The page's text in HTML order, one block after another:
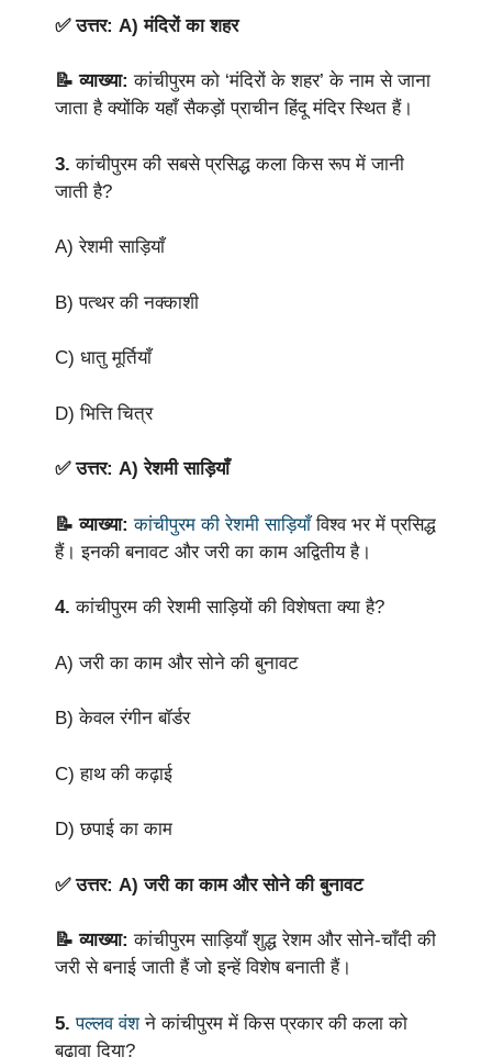
✅ उत्तर: A) मंदिरों का शहर
📝 व्याख्या:कांचीपुरम को ‘मंदिरों के शहर’ के नाम से जाना
जाता है क्योंकि यहाँ सैकड़ों प्राचीन हिंदू मंदिर स्थित हैं।
3.कांचीपुरम की सबसे प्रसिद्ध कला किस रूप में जानी
जाती है?
A) रेशमी साड़ियाँ
B) पत्थर की नक्काशी
C) धातु मूर्तियाँ
D) भित्ति चित्र
✅ उत्तर: A) रेशमी साड़ियाँ
📝 व्याख्या:कांचीपुरम की रेशमी साड़ियाँविश्व भर में प्रसिद्ध
हैं। इनकी बनावट और जरी का काम अद्वितीय है।
4.कांचीपुरम की रेशमी साड़ियों की विशेषता क्या है?
A) जरी का काम और सोने की बुनावट
B) केवल रंगीन बॉर्डर
C) हाथ की कढ़ाई
D) छपाई का काम
✅ उत्तर: A) जरी का काम और सोने की बुनावट
📝 व्याख्या:कांचीपुरम साड़ियाँ शुद्ध रेशम और सोने-चाँदी की
जरी से बनाई जाती हैं जो इन्हें विशेष बनाती हैं।
5.पल्लव वंशने कांचीपुरम में किस प्रकार की कला को
बढ़ावा दिया?